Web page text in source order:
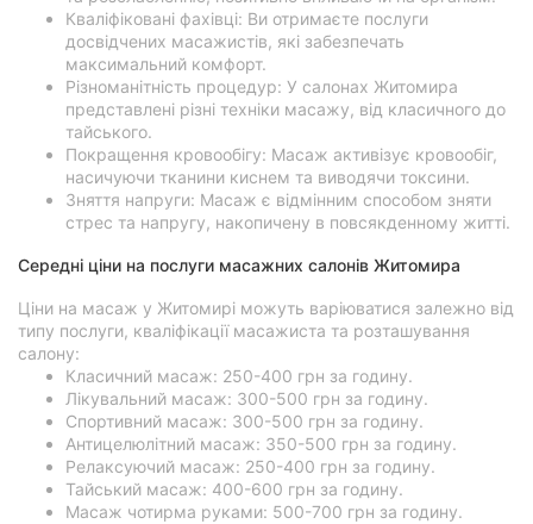
Кваліфіковані фахівці: Ви отримаєте послуги
досвідчених масажистів, які забезпечать
максимальний комфорт.
Різноманітність процедур: У салонах Житомира
представлені різні техніки масажу, від класичного до
тайського.
Покращення кровообігу: Масаж активізує кровообіг,
насичуючи тканини киснем та виводячи токсини.
Зняття напруги: Масаж є відмінним способом зняти
стрес та напругу, накопичену в повсякденному житті.
Середні ціни на послуги масажних салонів Житомира
Ціни на масаж у Житомирі можуть варіюватися залежно від
типу послуги, кваліфікації масажиста та розташування
салону:
Класичний масаж: 250-400 грн за годину.
Лікувальний масаж: 300-500 грн за годину.
Спортивний масаж: 300-500 грн за годину.
Антицелюлітний масаж: 350-500 грн за годину.
Релаксуючий масаж: 250-400 грн за годину.
Тайський масаж: 400-600 грн за годину.
Масаж чотирма руками: 500-700 грн за годину.